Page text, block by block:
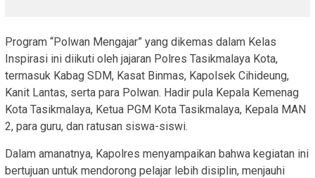
Program “Polwan Mengajar” yang dikemas dalam Kelas
Inspirasi ini diikuti oleh jajaran Polres Tasikmalaya Kota,
termasuk Kabag SDM, Kasat Binmas, Kapolsek Cihideung,
Kanit Lantas, serta para Polwan. Hadir pula Kepala Kemenag
Kota Tasikmalaya, Ketua PGM Kota Tasikmalaya, Kepala MAN
2, para guru, dan ratusan siswa-siswi.
Dalam amanatnya, Kapolres menyampaikan bahwa kegiatan ini
bertujuan untuk mendorong pelajar lebih disiplin, menjauhi